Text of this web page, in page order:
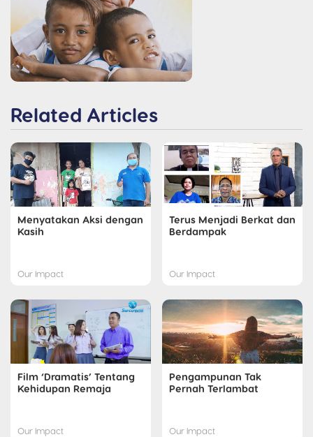
Related Articles
Menyatakan Aksi dengan
Kasih
Our Impact
Terus Menjadi Berkat dan
Berdampak
Our Impact
Film ‘Dramatis’ Tentang
Kehidupan Remaja
Our Impact
Pengampunan Tak
Pernah Terlambat
Our Impact